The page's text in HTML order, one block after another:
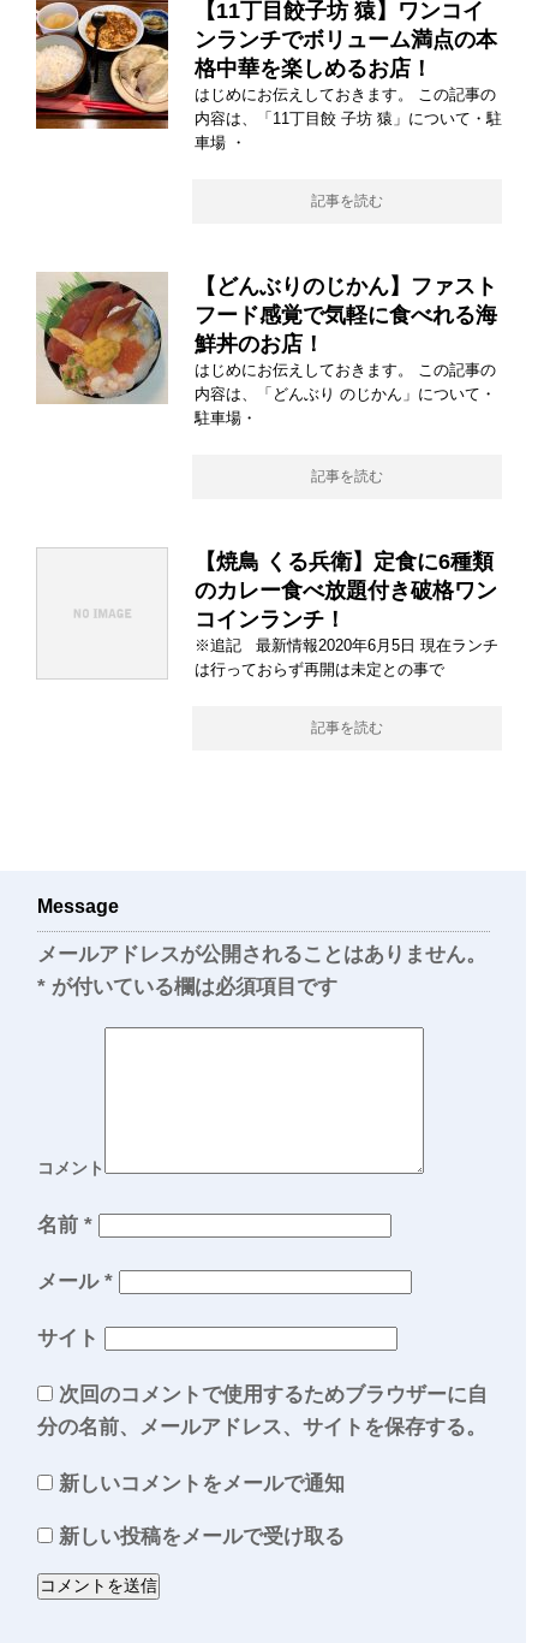
【11丁目餃子坊 猿】ワンコイ
ンランチでボリューム満点の本
格中華を楽しめるお店！
はじめにお伝えしておきます。 この記事の
内容は、「11丁目餃 子坊 猿」について・駐
車場 ・
記事を読む
【どんぶりのじかん】ファスト
フード感覚で気軽に食べれる海
鮮丼のお店！
はじめにお伝えしておきます。 この記事の
内容は、「どんぶり のじかん」について・
駐車場・
記事を読む
【焼鳥 くる兵衛】定食に6種類
のカレー食べ放題付き破格ワン
コインランチ！
※追記 最新情報2020年6月5日 現在ランチ
は行っておらず再開は未定との事で
記事を読む
Message
メールアドレスが公開されることはありません。
* が付いている欄は必須項目です
コメント
名前 *
メール *
サイト
次回のコメントで使用するためブラウザーに自
分の名前、メールアドレス、サイトを保存する。
新しいコメントをメールで通知
新しい投稿をメールで受け取る